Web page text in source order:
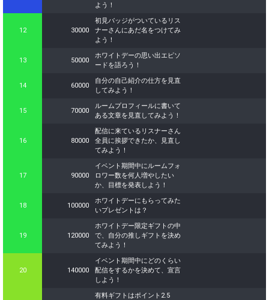
よう！
12 30000
初見バッジがついているリス
ナーさんにあだ名をつけてみ
よう！
13 50000
ホワイトデーの思い出エピソ
ードを語ろう！
14 60000
自分の自己紹介の仕方を見直
してみよう！
15 70000
ルームプロフィールに書いて
ある文章を見直してみよう！
16 80000
配信に来ているリスナーさん
全員に挨拶できたか、見直し
てみよう！
17 90000
イベント期間中にルームフォ
ロワー数を何人増やしたい
か、目標を発表しよう！
18 100000
ホワイトデーにもらってみた
いプレゼントは？
19 120000
ホワイトデー限定ギフトの中
で、自分の推しギフトを決め
てみよう！
20 140000
イベント期間中にどのくらい
配信をするかを決めて、宣言
しよう！
有料ギフトはポイント2.5